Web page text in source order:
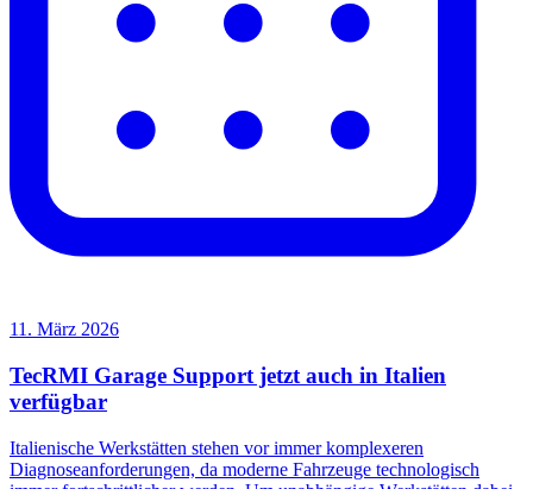
11. März 2026
TecRMI Garage Support jetzt auch in Italien
verfügbar
Italienische Werkstätten stehen vor immer komplexeren
Diagnoseanforderungen, da moderne Fahrzeuge technologisch